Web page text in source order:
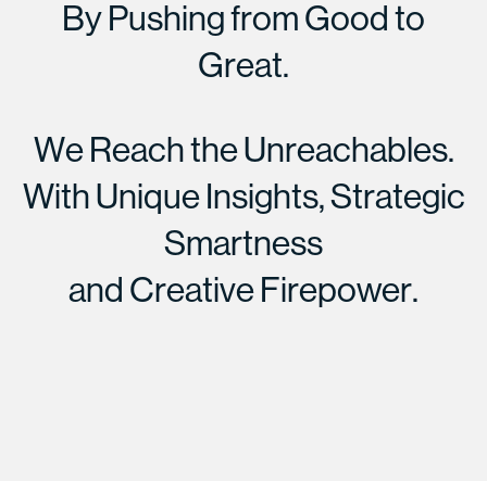
By Pushingfrom Good to
Great.
We Reachthe Unreachab es.
With Unique nsights,Strategic
Smartness
and Creative Firepower.